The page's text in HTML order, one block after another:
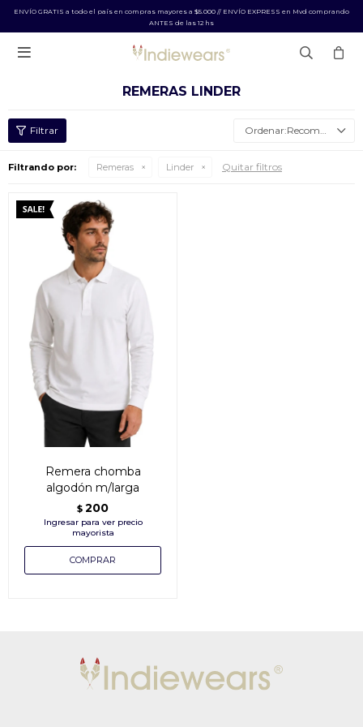
ENVÍO GRATIS a todo el país en compras mayores a $5.000 // ENVÍO EXPRESS en Mvd comprando
ANTES de las 12 hs

REMERAS LINDER
Recomendados
Filtrando por: Remeras Linder Quitar filtros
Remera chomba
algodón m/larga
$ 200